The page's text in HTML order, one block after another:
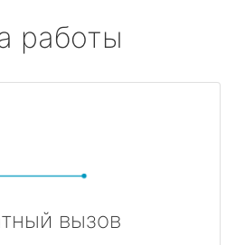
работы
вызов